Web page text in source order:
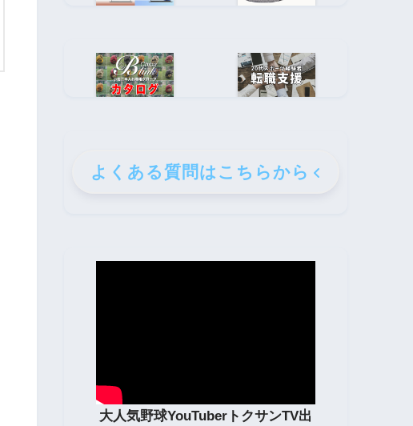
よくある質問はこちらから
大人気野球YouTuberトクサンTV出